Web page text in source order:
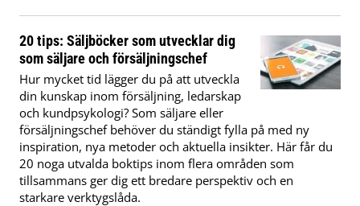
20 tips: Säljböcker som utvecklar dig
som säljare och försäljningschef
Hur mycket tid lägger du på att utveckla
din kunskap inom försäljning, ledarskap
och kundpsykologi? Som säljare eller
försäljningschef behöver du ständigt fylla på med ny
inspiration, nya metoder och aktuella insikter. Här får du
20 noga utvalda boktips inom flera områden som
tillsammans ger dig ett bredare perspektiv och en
starkare verktygslåda.